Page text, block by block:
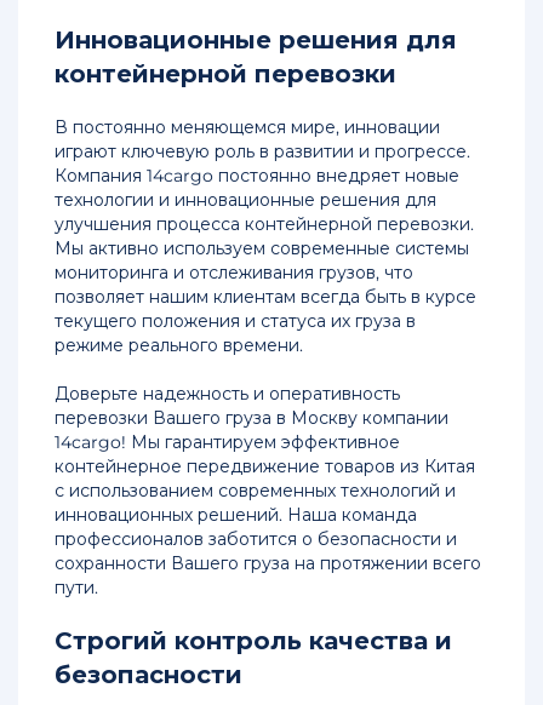
Инновационные решения для
контейнерной перевозки
В постоянно меняющемся мире, инновации
играют ключевую роль в развитии и прогрессе.
Компания 14cargo постоянно внедряет новые
технологии и инновационные решения для
улучшения процесса контейнерной перевозки.
Мы активно используем современные системы
мониторинга и отслеживания грузов, что
позволяет нашим клиентам всегда быть в курсе
текущего положения и статуса их груза в
режиме реального времени.
Доверьте надежность и оперативность
перевозки Вашего груза в Москву компании
14cargo! Мы гарантируем эффективное
контейнерное передвижение товаров из Китая
с использованием современных технологий и
инновационных решений. Наша команда
профессионалов заботится о безопасности и
сохранности Вашего груза на протяжении всего
пути.
Строгий контроль качества и
безопасности